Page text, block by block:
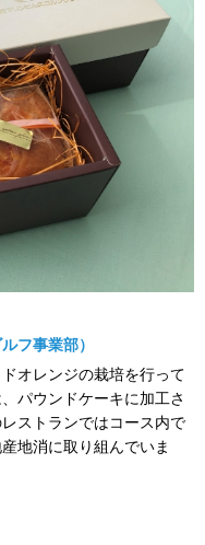
フ事業部）
オレンジの栽培を行って
パウンドケーキに加工さ
ストランではコース内で
地消に取り組んでいま